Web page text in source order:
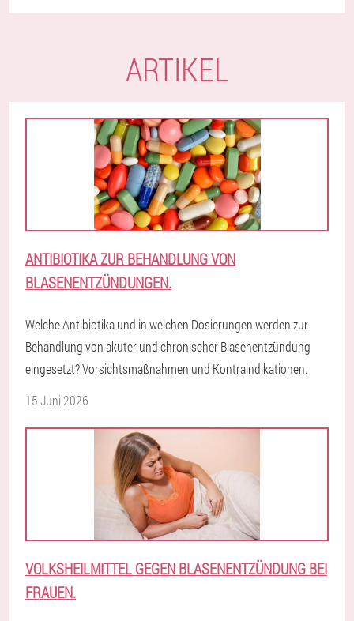
ARTIKEL
ANTIBIOTIKA ZUR BEHANDLUNG VON
BLASENENTZÜNDUNGEN.
Welche Antibiotika und in welchen Dosierungen werden zur
Behandlung von akuter und chronischer Blasenentzündung
eingesetzt? Vorsichtsmaßnahmen und Kontraindikationen.
15 Juni 2026
VOLKSHEILMITTEL GEGEN BLASENENTZÜNDUNG BEI
FRAUEN.